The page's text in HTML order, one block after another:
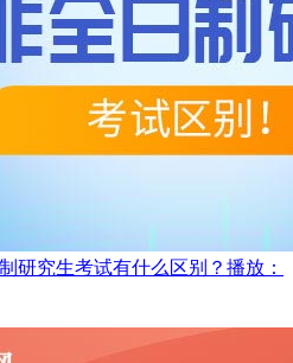
研究生考试有什么区别？ 播放：